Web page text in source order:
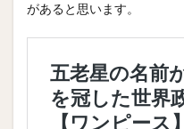
があると思います。